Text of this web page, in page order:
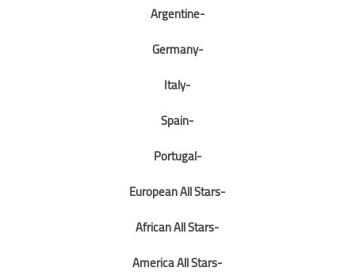
-Argentine
-Germany
-Italy
-Spain
-Portugal
-European All Stars
-African All Stars
-America All Stars